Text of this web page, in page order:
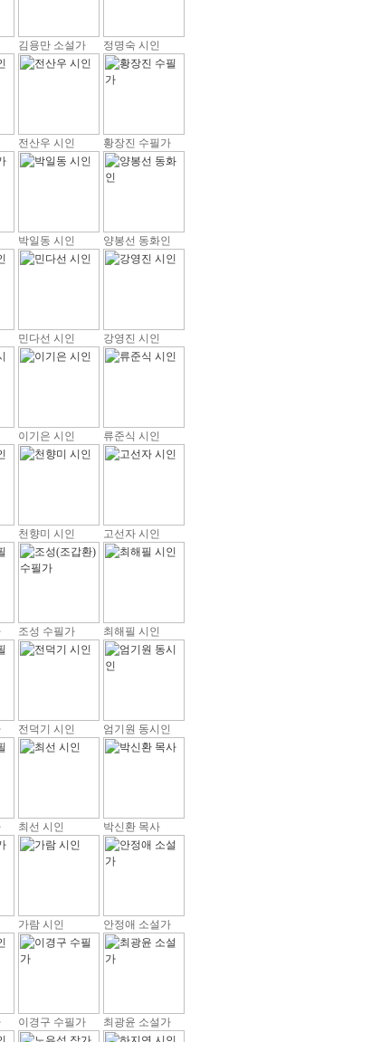
김용만 소설가 정명숙 시인
전산우 시인 황장진 수필가
박일동 시인 양봉선 동화인
민다선 시인 강영진 시인
이기은 시인 류준식 시인
천향미 시인 고선자 시인
조성 수필가 최해필 시인
전덕기 시인 엄기원 동시인
최선 시인 박신환 목사
가람 시인 안정애 소설가
이경구 수필가 최광윤 소설가